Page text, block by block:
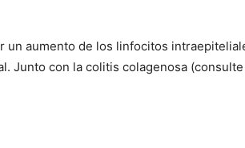
aumento de los linfocitos
Junto con la colitis colagenosa